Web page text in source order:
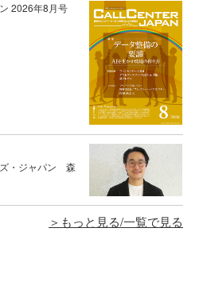
2026年8月号
・ジャパン 森
もっと見る/一覧で見る